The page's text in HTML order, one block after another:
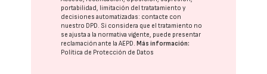
portabilidad, limitación del tratatamiento y
decisiones automatizadas: contacte con
nuestro DPD. Si considera que el tratamiento no
se ajusta a la normativa vigente, puede presentar
reclamación ante laAEPD.Más información:
Política de Protección de Datos